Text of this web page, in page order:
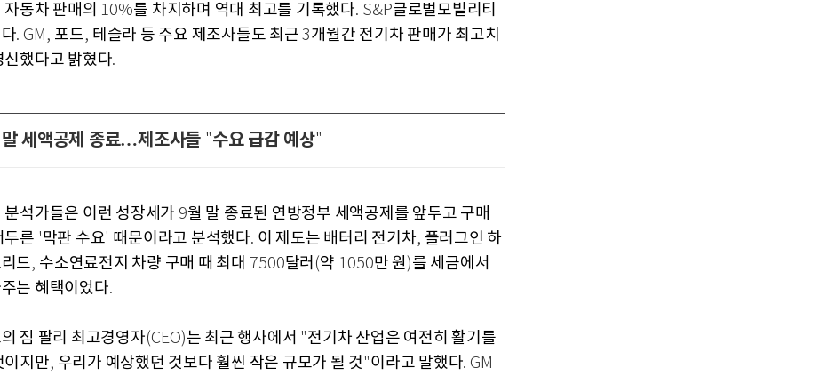
자동차 판매의 10%를 차지하며 역대 최고를 기록했다. S&P글로벌모빌리티
. GM, 포드, 테슬라 등 주요 제조사들도 최근3개월간 전기차 판매가 최고치
신했다고 밝혔다.
세액공제 종료…제조사들 "수요 급감 예상"
분석가들은 이런 성장세가 9월 말 종료된 연방정부 세액공제를 앞두고 구매
두른 '막판 수요' 때문이라고 분석했다. 이 제도는 배터리 전기차, 플러그인 하
드, 수소연료전지 차량 구매 때 최대 7500달러 (약 1050만 원 )를 세금에서
는 혜택이었다.
짐 팔리 최고경영자(CEO)는 최근 행사에서 "전기차 산업은 여전히 활기를
이지만, 우리가 예상했던 것보다 훨씬 작은 규모가 될 것 "이라고 말했다. GM